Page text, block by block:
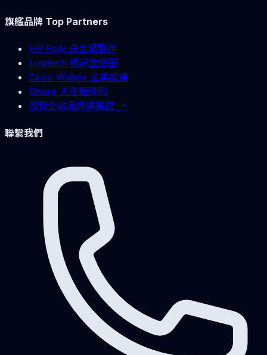
旗艦品牌 Top Partners
HP Poly 白金級夥伴
Logitech 視訊生態圈
Cisco Webex 企業設備
Shure 天花板陣列
瀏覽全站品牌旗艦館 →
聯繫我們